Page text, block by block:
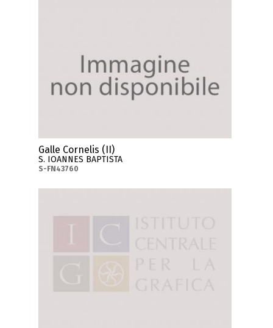
Galle Cornelis (II)
S. IOANNES BAPTISTA
S-FN43760